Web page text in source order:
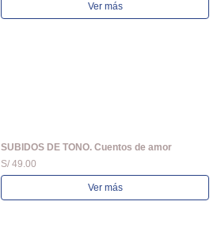
Ver más
SUBIDOS DE TONO. Cuentos de amor
S/ 49.00
Ver más